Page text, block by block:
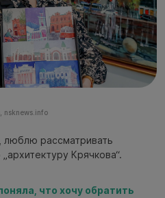
nsknews.info
люблю рассматривать
Крячкова“.
что хочу обратить